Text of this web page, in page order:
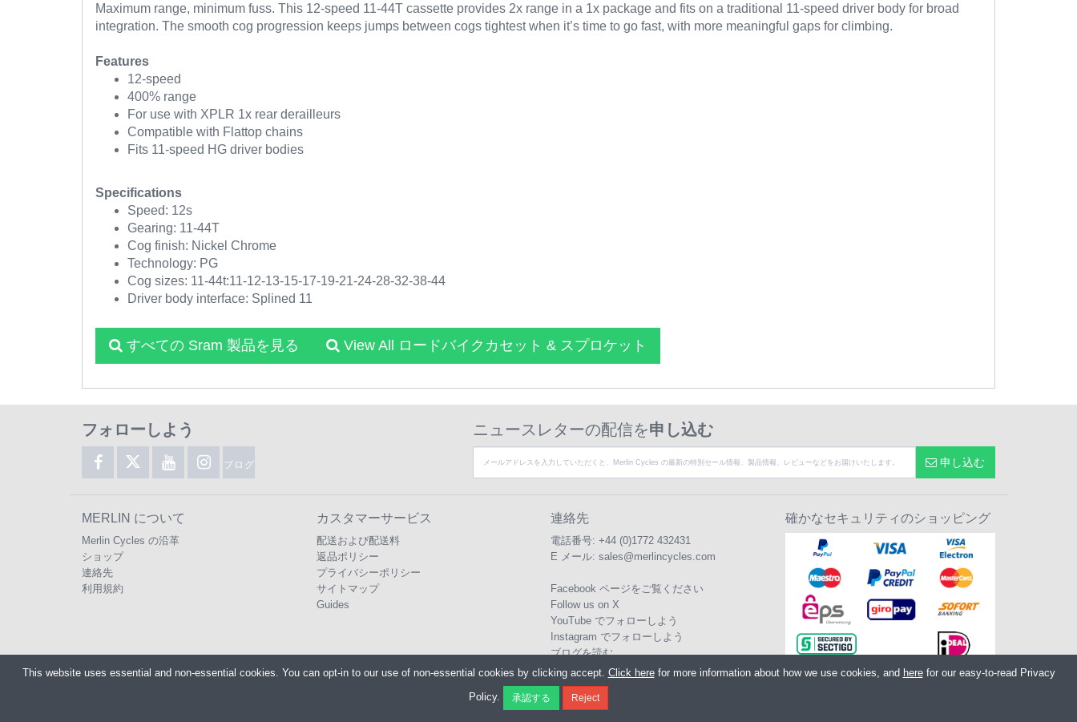
Maximum range, minimum fuss. This 12-speed 11-44T cassette provides 2x range in a 1x package and fits on a traditional 11-speed driver body for broad
integration. The smooth cog progression keeps jumps between cogs tightest when it’s time to go fast, with more meaningful gaps for climbing.
Features
12-speed
400% range
For use with XPLR 1x rear derailleurs
Compatible with Flattop chains
Fits 11-speed HG driver bodies
Specifications
Speed: 12s
Gearing: 11-44T
Cog finish: Nickel Chrome
Technology: PG
Cog sizes: 11-44t:11-12-13-15-17-19-21-24-28-32-38-44
Driver body interface: Splined 11
すべての Sram 製品を見る View All ロードバイクカセット & スプロケット
フォローしよう
ブログ
ニュースレターの配信を申し込む
申し込む
MERLIN について
Merlin Cycles の沿革
ショップ
連絡先
利用規約
カスタマーサービス
配送および配送料
返品ポリシー
プライバシーポリシー
サイトマップ
Guides
連絡先
電話番号: +44 (0)1772 432431
E メール: sales@merlincycles.com
Facebook ページをご覧ください
Follow us on X
YouTube でフォローしよう
Instagram でフォローしよう
ブログを読む
確かなセキュリティのショッピング
Merlin Cycles Ltd., Unit A4 Buckshaw Link, Ordnance Road, Buckshaw Village, Chorley PR7 7EL United Kingdom
This website uses essential and non-essential cookies. You can opt-in to our use of non-essential cookies by clicking accept. Click herefor more information about how we use cookies, and herefor our easy-to-read Privacy
Policy.